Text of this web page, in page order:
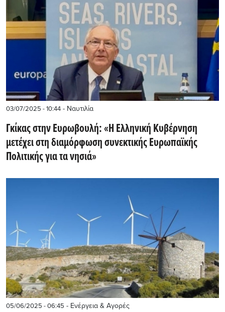
03/07/2025 - 10:44 - Ναυτιλία
Γκίκας στην Ευρωβουλή: «Η Ελληνική Κυβέρνηση
μετέχει στη διαμόρφωση συνεκτικής Ευρωπαϊκής
Πολιτικής για τα νησιά»
05/06/2025 - 06:45 - Ενέργεια & Αγορές